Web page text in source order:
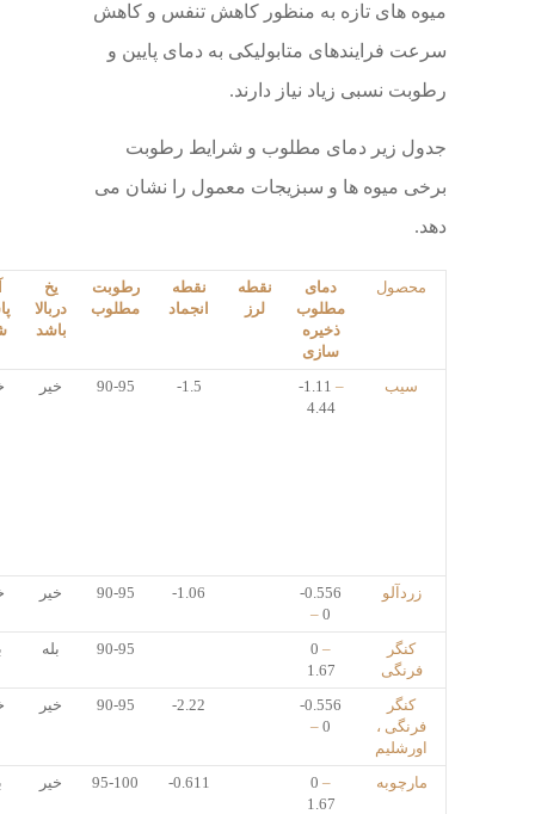
میوه های تازه به منظور کاهش تنفس و کاهش
سرعت فرایندهای متابولیکی به دمای پایین و
رطوبت نسبی زیاد نیاز دارند.
جدول زیر دمای مطلوب و شرایط رطوبت
برخی میوه ها و سبزیجات معمول را نشان می
دهد.
محصول
دمای
مطلوب
ذخیره
سازی
نقطه
لرز
نقطه
انجماد
رطوبت
مطلوب
یخ
دربالا
باشد
سیب -1.11 –
4.44
-1.5
90-95 خیر
زردآلو
-0.556
– 0
-1.06
90-95 خیر
کنگر
فرنگی
0 –
1.67
90-95 بله
کنگر
فرنگی ،
اورشلیم
-0.556
– 0
-2.22
90-95 خیر
مارچوبه 0 –
1.67
-0.611
95-100 خیر